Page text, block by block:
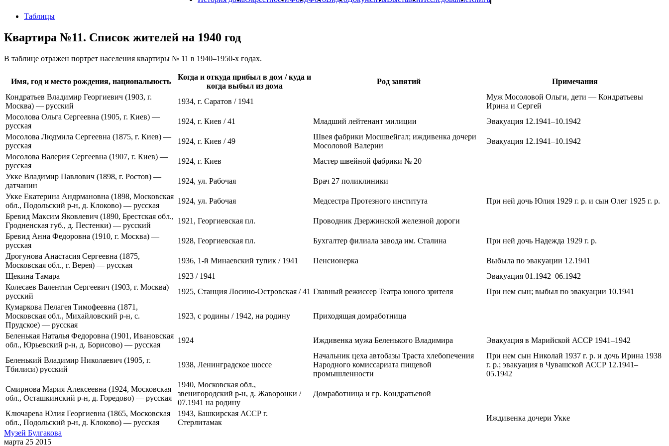
Таблицы
Квартира №11. Список жителей на 1940 год
В таблице отражен портрет населения квартиры № 11 в 1940–1950-х годах.
Имя, год и место рождения, национальность
Когда и откуда прибыл в дом / куда и
когда выбыл из дома
Род занятий
Примечания
Кондратьев Владимир Георгиевич (1903, г.
Москва) — русский
1934, г. Саратов / 1941
Муж Мосоловой Ольги, дети — Кондратьевы
Ирина и Сергей
Мосолова Ольга Сергеевна (1905, г. Киев) —
русская
1924, г. Киев / 41 Младший лейтенант милиции
Эвакуация 12.1941–10.1942
Мосолова Людмила Сергеевна (1875, г. Киев) —
русская
1924, г. Киев / 49
Швея фабрики Мосшвейгал; иждивенка дочери
Мосоловой Валерии
Эвакуация 12.1941–10.1942
Мосолова Валерия Сергеевна (1907, г. Киев) —
русская
1924, г. Киев
Мастер швейной фабрики № 20
Укке Владимир Павлович (1898, г. Ростов) —
датчанин
1924, ул. Рабочая
Врач 27 поликлиники
Укке Екатерина Андрмановна (1898, Московская
обл., Подольский р-н, д. Клоково) — русская
1924, ул. Рабочая Медсестра Протезного института
При ней дочь Юлия 1929 г. р. и сын Олег 1925 г. р.
Бревид Максим Яковлевич (1890, Брестская обл.,
Гродненская губ., д. Пестенки) — русский
1921, Георгиевская пл.
Проводник Дзержинской железной дороги
Бревид Анна Федоровна (1910, г. Москва) —
русская
1928, Георгиевская пл. Бухгалтер филиала завода им. Сталина
При ней дочь Надежда 1929 г. р.
Дрогунова Анастасия Сергеевна (1875,
Московская обл., г. Верея) — русская
1936, 1-й Минаевский тупик / 1941 Пенсионерка
Выбыла по эвакуации 12.1941
Щекина Тамара
1923 / 1941
Эвакуация 01.1942–06.1942
Колесаев Валентин Сергеевич (1903, г. Москва)
русский
1925, Станция Лосино-Островская / 41 Главный режиссер Театра юного зрителя
При нем сын; выбыл по эвакуации 10.1941
Кумаркова Пелагея Тимофеевна (1871,
Московская обл., Михайловский р-н, с.
Прудское) — русская
1923, с родины / 1942, на родину Приходящая домработница
Беленькая Наталья Федоровна (1901, Ивановская
обл., Юрьевский р-н, д. Борисово) — русская
1924 Иждивенка мужа Беленького Владимира Эвакуация в Марийской АССР 1941–1942
Беленький Владимир Николаевич (1905, г.
Тбилиси) русский
1938, Ленинградское шоссе
Начальник цеха автобазы Траста хлебопечения
Народного комиссариата пищевой
промышленности
При нем сын Николай 1937 г. р. и дочь Ирина 1938
г. р.; эвакуация в Чувашской АССР 12.1941–
05.1942
Смирнова Мария Алексеевна (1924, Московская
обл., Осташкинский р-н, д. Горедово) — русская
1940, Московская обл.,
звенигородский р-н, д. Жаворонки /
07.1941 на родину
Домработница и гр. Кондратьевой
Ключарева Юлия Георгиевна (1865, Московская
обл., Подольский р-н, д. Клоково) — русская
1943, Башкирская АССР г.
Стерлитамак
Иждивенка дочери Укке
Музей Булгакова
марта 25 2015